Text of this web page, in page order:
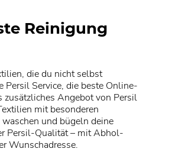
Reinigung
die du nicht selbst
Service, die beste Online-
Angebot von Persil
mit besonderen
und bügeln deine
Persil-Qualität – mit Abhol-
Wunschadresse.